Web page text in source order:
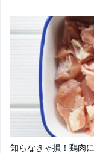
知らなきゃ損！鶏肉